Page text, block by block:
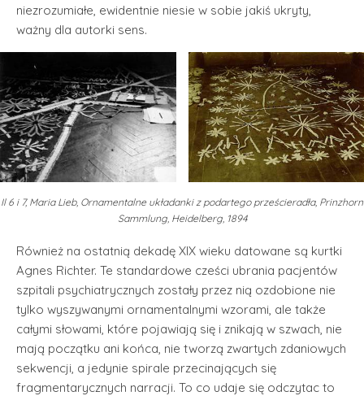
niezrozumiałe, ewidentnie niesie w sobie jakiś ukryty,
ważny dla autorki sens.
Il 6 i 7, Maria Lieb, Ornamentalne układanki z podartego prześcieradła, Prinzhorn
Sammlung, Heidelberg, 1894
Również na ostatnią dekadę XIX wieku datowane są kurtki
Agnes Richter. Te standardowe cześci ubrania pacjentów
szpitali psychiatrycznych zostały przez nią ozdobione nie
tylko wyszywanymi ornamentalnymi wzorami, ale także
całymi słowami, które pojawiają się i znikają w szwach, nie
mają początku ani końca, nie tworzą zwartych zdaniowych
sekwencji, a jedynie spirale przecinających się
fragmentarycznych narracji. To co udaje się odczytac to